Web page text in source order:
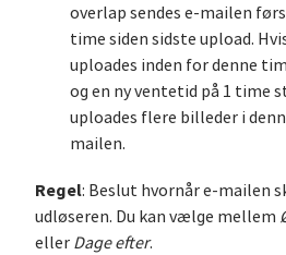
overlap sendes e-mailen
time siden sidste upload.
uploades inden for denne
og en ny ventetid på 1 time
uploades flere billeder i
mailen.
Regel: Beslut hvornår e-mailen
udløseren. Du kan vælge mellem
eller Dage efter.